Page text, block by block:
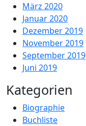
März 2020
Januar 2020
Dezember 2019
November 2019
September 2019
Juni 2019
Kategorien
Biographie
Buchliste